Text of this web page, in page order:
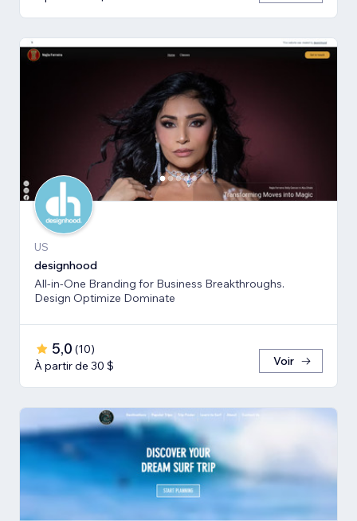
US
designhood
All-in-One Branding for Business Breakthroughs.
Design Optimize Dominate
5,0 (10)
À partir de 30 $
Voir